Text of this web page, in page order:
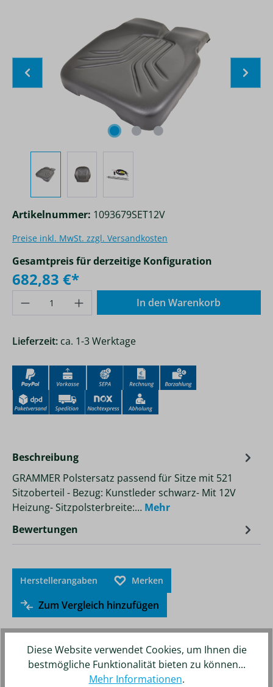
Lieferzeit: ca. 1-3 Werktage
Artikelnummer: 1093679SET12V
Gesamtpreis für derzeitige Konfiguration
682,83 €*
Preise inkl. MwSt. zzgl. Versandkosten
In den Warenkorb
Beschreibung
GRAMMER Polstersatz passend für Sitze mit 521
Sitzoberteil - Bezug: Kunstleder schwarz- Mit 12V
Heizung- Sitzpolsterbreite:… Mehr
Bewertungen
Herstellerangaben Merken
Zum Vergleich hinzufügen
Diese Website verwendet Cookies, um Ihnen die
bestmögliche Funktionalität bieten zu können...
Mehr Informationen.